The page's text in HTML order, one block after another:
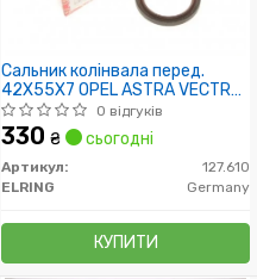
Сальник колінвала перед.
42X55X7 OPEL ASTRA VECTRA
B/C
0 відгуків
330 ₴ сьогодні
Артикул:
127.610
ELRING
Germany
КУПИТИ